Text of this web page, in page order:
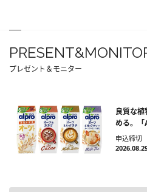
プレゼント＆モニター
良質な
める。「
申込締切